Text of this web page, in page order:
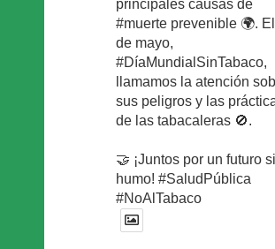
principales causas de
#muerte prevenible 🌍.
de mayo,
#DíaMundialSinTabaco,
llamamos la atención
sus peligros y las
de las tabacaleras 🚫.
🤝 ¡Juntos por un futuro
humo! #SaludPública
#NoAlTabaco